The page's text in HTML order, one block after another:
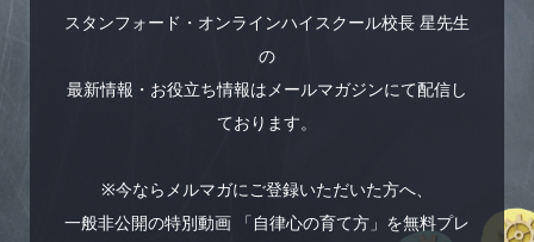
スタンフォード・オンラインハイスクール校長 星先生
の
最新情報・お役立ち情報はメールマガジンにて配信し
ております。
※今ならメルマガにご登録いただいた方へ、
一般非公開の特別動画 「自律心の育て方」を無料プレ